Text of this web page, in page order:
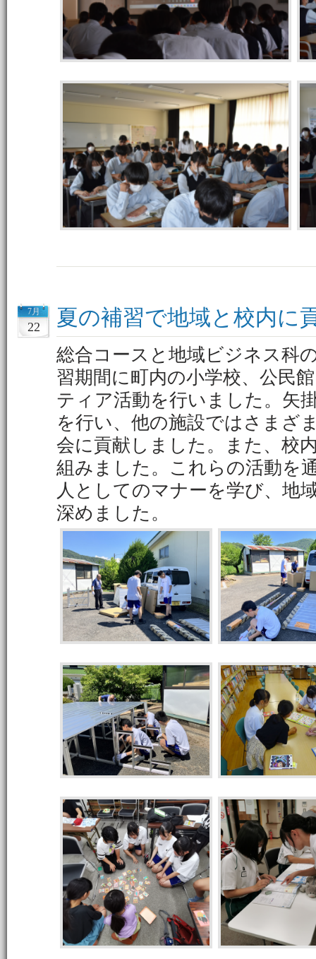
7月
22 夏の補習で地域と校内に
総合コースと地域ビジネス科
習期間に町内の小学校、公民
ティア活動を行いました。矢
を行い、他の施設ではさまざ
会に貢献しました。また、校
組みました。これらの活動を
人としてのマナーを学び、地
深めました。